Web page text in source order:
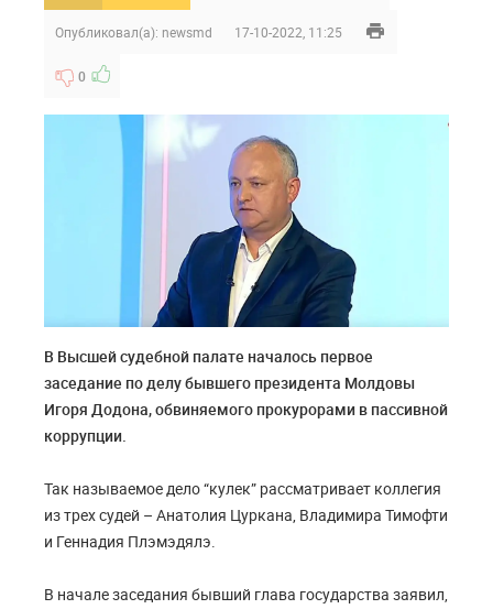
Опубликовал(а): newsmd 17-10-2022, 11:25
0
В Высшей судебной палате началось первое
заседание по делу бывшего президента Молдовы
Игоря Додона, обвиняемого прокурорами в пассивной
коррупции.
Так называемое дело “кулек” рассматривает коллегия
из трех судей – Анатолия Цуркана, Владимира Тимофти
и Геннадия Плэмэдялэ.
В начале заседания бывший глава государства заявил,